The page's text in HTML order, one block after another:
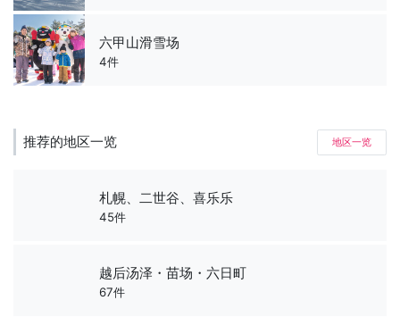
六甲山滑雪场
4件
推荐的地区一览 地区一览
札幌、二世谷、喜乐乐
45件
越后汤泽・苗场・六日町
67件